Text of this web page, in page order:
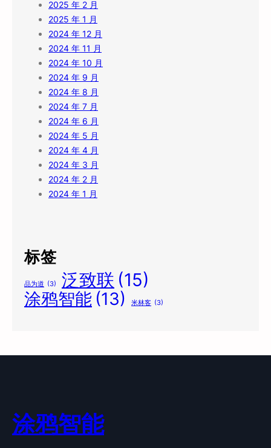
2025 年 2 月
2025 年 1 月
2024 年 12 月
2024 年 11 月
2024 年 10 月
2024 年 9 月
2024 年 8 月
2024 年 7 月
2024 年 6 月
2024 年 5 月
2024 年 4 月
2024 年 3 月
2024 年 2 月
2024 年 1 月
标签
品为道 (3) 泛致联 (15)
涂鸦智能 (13) 米林客 (3)
涂鸦智能